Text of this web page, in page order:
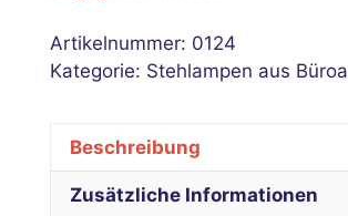
Artikelnummer: 0124
Kategorie: Stehlampen aus
Beschreibung
Zusätzliche Informationen